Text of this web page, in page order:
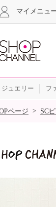
マイメニュ
ジュエリー フ
SALE
ページ > SC